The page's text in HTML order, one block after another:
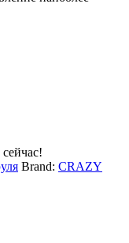
Brand: CRAZY